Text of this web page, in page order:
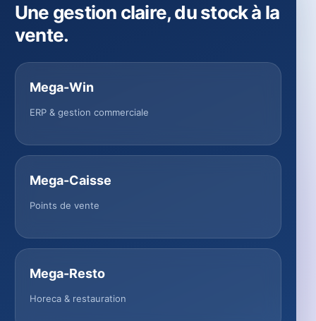
Une gestion claire, du stock à la
vente.
Mega-Win
ERP & gestion commerciale
Mega-Caisse
Points de vente
Mega-Resto
Horeca & restauration